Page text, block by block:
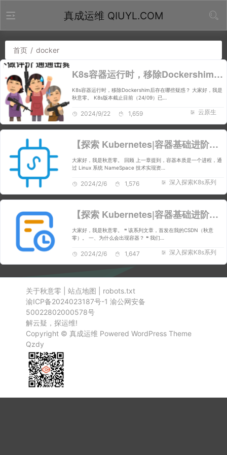
真成运维 QIUYL.COM
首页 / docker
K8s容器运行时，移除Dockershim后存在哪些疑惑？
K8s容器运行时，移除Dockershim后存在哪些疑惑？ 大家好，我是
秋意零。 K8s版本截止目前（24/09）已…
云原生
2024/9/22 1,659
【探索 Kubernetes|容器基础进阶篇 系列 2】容器资源限制利器
大家好，我是秋意零。 回顾 上一章提到，容器本质是一个进程，通
过 Linux 系统 NameSpace 技术实现资…
深入探索K8s系列
2024/2/6 1,576
【探索 Kubernetes|容器基础进阶篇 系列1】容器的本质是进程
大家好，我是秋意零。 ❝ 该系列文章，首发在我的CSDN（秋意
零）。 一、为什么会出现容器？ ❝ 我们…
深入探索K8s系列
2024/2/6 1,647
关于秋意零 站点地图
robots.txt
渝ICP备2024023187号-1 渝公网安备
50022802000578号
解云疑，探运维!
Copyright © 真成运维 Powered WordPressTheme
Qzdy